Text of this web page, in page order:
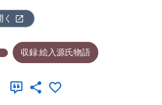
収録:絵入源氏物語